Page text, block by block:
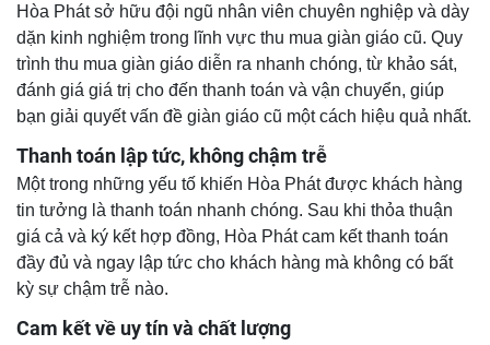
Hòa Phát sở hữu đội ngũ nhân viên chuyên nghiệp và dày
dặn kinh nghiệm trong lĩnh vực thu mua giàn giáo cũ. Quy
trình thu mua giàn giáo diễn ra nhanh chóng, từ khảo sát,
đánh giá giá trị cho đến thanh toán và vận chuyển, giúp
bạn giải quyết vấn đề giàn giáo cũ một cách hiệu quả nhất.
Thanh toán lập tức, không chậm trễ
Một trong những yếu tố khiến Hòa Phát được khách hàng
tin tưởng là thanh toán nhanh chóng. Sau khi thỏa thuận
giá cả và ký kết hợp đồng, Hòa Phát cam kết thanh toán
đầy đủ và ngay lập tức cho khách hàng mà không có bất
kỳ sự chậm trễ nào.
Cam kết về uy tín và chất lượng